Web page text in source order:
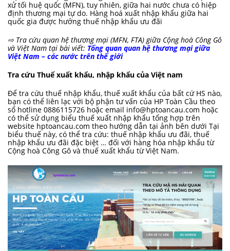
xử tối huệ quốc (MFN), tuy nhiên, giữa hai nước chưa có hiệp
định thương mại tự do. Hàng hoá xuất nhập khẩu giữa hai
quốc gia được hưởng thuế nhập khẩu ưu đãi
⇨ Tra cứu quan hệ thương mại (MFN, FTA) giữa Cộng hoà Công Gô
và Việt Nam tại bài viết: Tổng quan quan hệ thương mại giữa
Việt Nam – các nước trên thế giới
Tra cứu Thuế xuất khẩu, nhập khẩu của Việt nam
Để tra cứu thuế nhập khẩu, thuế xuất khẩu của bất cứ HS nào,
bạn có thể liên lạc với bộ phận tư vấn của HP Toàn Cầu theo
số hotline 0886115726 hoặc email info@hptoancau.com hoặc
có thể sử dụng biểu thuế xuất nhập khẩu tổng hợp trên
website hptoancau.com theo hướng dẫn tại ảnh bên dưới Tại
biểu thuế này, có thể tra cứu: thuế nhập khẩu ưu đãi, thuế
nhập khẩu ưu đãi đặc biệt … đối với hàng hóa nhập khẩu từ
Cộng hoà Công Gô và thuế xuất khẩu từ Việt Nam.